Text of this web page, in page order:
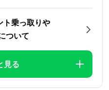
ト乗っ取りや
ついて
見る